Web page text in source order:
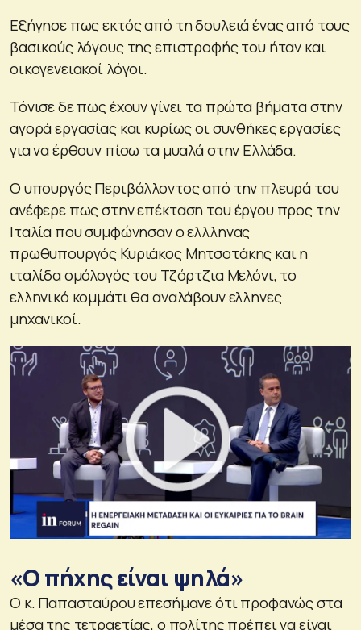
Εξήγησε πως εκτός από τη δουλειά ένας από τους
βασικούς λόγους της επιστροφής του ήταν και
οικογενειακοί λόγοι.
Τόνισε δε πως έχουν γίνει τα πρώτα βήματα στην
αγορά εργασίας και κυρίως οι συνθήκες εργασίες
για να έρθουν πίσω τα μυαλά στην Ελλάδα.
Ο υπουργός Περιβάλλοντος από την πλευρά του
ανέφερε πως στην επέκταση του έργου προς την
Ιταλία που συμφώνησαν ο ελλληνας
πρωθυπουργός Κυριάκος Μητσοτάκης και η
ιταλίδα ομόλογός του Τζόρτζια Μελόνι, το
ελληνικό κομμάτι θα αναλάβουν ελληνες
μηχανικοί.
«Ο πήχης είναι ψηλά»
Ο κ. Παπασταύρου επεσήμανε ότι προφανώς στα
μέσα της τετραετίας, ο πολίτης πρέπει να είναι